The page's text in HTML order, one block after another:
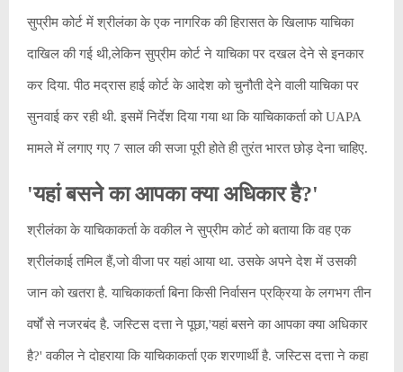
सुप्रीम कोर्ट में श्रीलंका के एक नागरिक की हिरासत के खिलाफ याचिका
दाखिल की गई थी,लेकिन सुप्रीम कोर्ट ने याचिका पर दखल देने से इनकार
कर दिया. पीठ मद्रास हाई कोर्ट के आदेश को चुनौती देने वाली याचिका पर
सुनवाई कर रही थी. इसमें निर्देश दिया गया था कि याचिकाकर्ता को UAPA
मामले में लगाए गए 7 साल की सजा पूरी होते ही तुरंत भारत छोड़ देना चाहिए.
'यहां बसने का आपका क्या अधिकार है?'
श्रीलंका के याचिकाकर्ता के वकील ने सुप्रीम कोर्ट को बताया कि वह एक
श्रीलंकाई तमिल हैं,जो वीजा पर यहां आया था. उसके अपने देश में उसकी
जान को खतरा है. याचिकाकर्ता बिना किसी निर्वासन प्रक्रिया के लगभग तीन
वर्षों से नजरबंद है. जस्टिस दत्ता ने पूछा,'यहां बसने का आपका क्या अधिकार
है?' वकील ने दोहराया कि याचिकाकर्ता एक शरणार्थी है. जस्टिस दत्ता ने कहा